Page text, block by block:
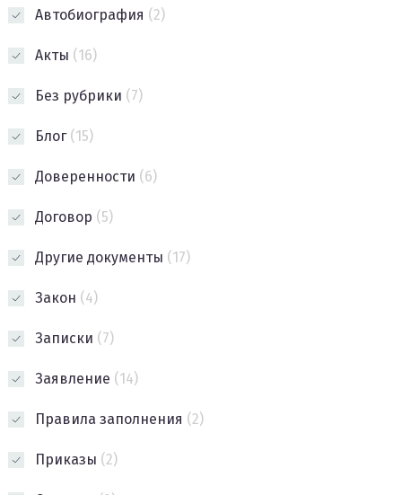
Автобиография (2)
Акты (16)
Без рубрики (7)
Блог(15)
Доверенности (6)
Договор (5)
Другие документы (17)
Закон (4)
Записки (7)
Заявление (14)
Правила заполнения (2)
Приказы (2)